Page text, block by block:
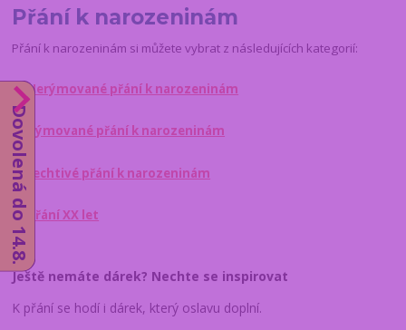
Přání k narozeninám
Přání k narozeninám si můžete vybrat z následujících kategorií:
a) Nerýmované přání k narozeninám
b) Rýmované přání k narozeninám
c) Lechtivé přání k narozeninám
d) Přání XX let
Ještě nemáte dárek? Nechte se inspirovat
K přání se hodí i dárek, který oslavu doplní.
Dovolená do 14.8.